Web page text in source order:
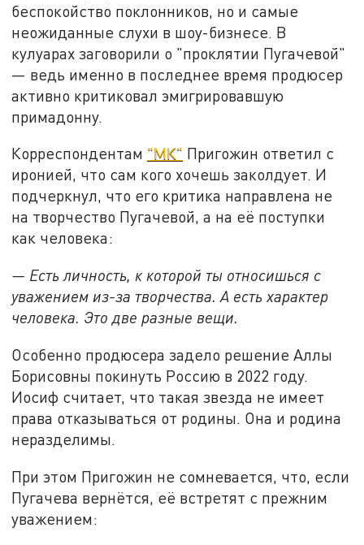
беспокойство поклонников, но и самые
неожиданные слухи в шоу-бизнесе. В
кулуарах заговорили о "проклятии Пугачевой"
— ведь именно в последнее время продюсер
активно критиковал эмигрировавшую
примадонну.
Корреспондентам "МК" Пригожин ответил с
иронией, что сам кого хочешь заколдует. И
подчеркнул, что его критика направлена не
на творчество Пугачевой, а на её поступки
как человека:
— Есть личность, к которой ты относишься с
уважением из-за творчества. А есть характер
человека. Это две разные вещи.
Особенно продюсера задело решение Аллы
Борисовны покинуть Россию в 2022 году.
Иосиф считает, что такая звезда не имеет
права отказываться от родины. Она и родина
неразделимы.
При этом Пригожин не сомневается, что, если
Пугачева вернётся, её встретят с прежним
уважением: